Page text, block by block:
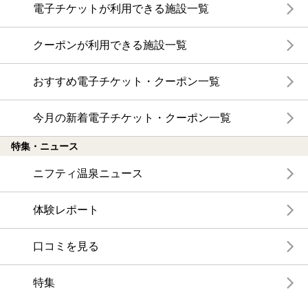
電子チケットが利用できる施設一覧
クーポンが利用できる施設一覧
おすすめ電子チケット・クーポン一覧
今月の新着電子チケット・クーポン一覧
特集・ニュース
ニフティ温泉ニュース
体験レポート
口コミを見る
特集